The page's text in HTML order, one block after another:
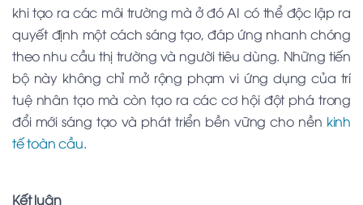
khi tạo ra các môi trường mà ở đó AI có thể độc lập ra
quyết định một cách sáng tạo, đáp ứng nhanh chóng
theo nhu cầu thị trường và người tiêu dùng. Những tiến
bộ này không chỉ mở rộng phạm vi ứng dụng của trí
tuệ nhân tạo mà còn tạo ra các cơ hội đột phá trong
đổi mới sáng tạo và phát triển bền vững cho nền kinh
tế toàn cầu.
Kết luận